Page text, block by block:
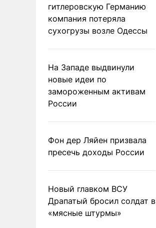
гитлеровскую Германию
компания потеряла
сухогрузы возле Одессы
На Западе выдвинули
новые идеи по
замороженным активам
России
Фон дер Ляйен призвала
пресечь доходы России
Новый главком ВСУ
Драпатый бросил солдат в
«мясные штурмы»